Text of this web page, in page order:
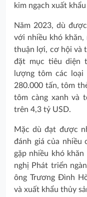
kim ngạch xuất
Năm 2023, dù
với nhiều khó
thuận lợi, cơ hội và
đặt mục tiêu diện
lượng tôm các
280.000 tấn, tôm
tôm càng xanh và
trên 4,3 tỷ USD.
Mặc dù đạt được
đánh giá của nhiều
gặp nhiều khó
nghị Phát triển
ông Trương Đình
và xuất khẩu thủy